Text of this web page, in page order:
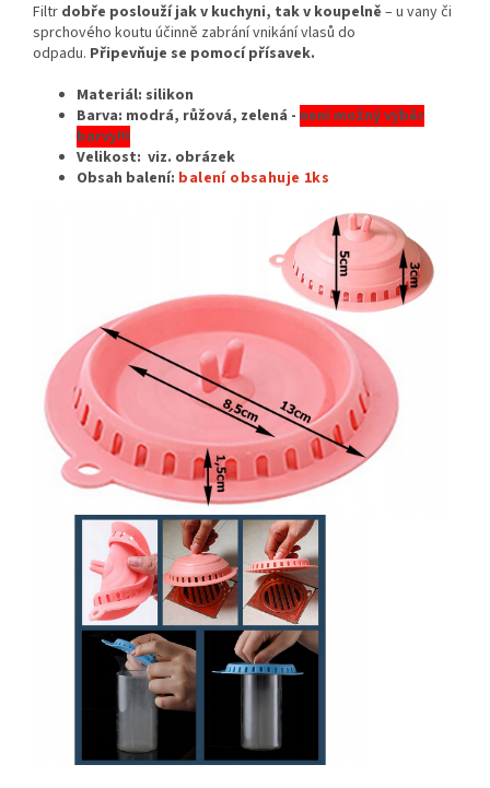
Filtr dobře poslouží jak v kuchyni, tak v koupelně – u vany či
sprchového koutu účinně zabrání vnikání vlasů do
odpadu. Připevňuje se pomocí přísavek.
Materiál: silikon
Barva: modrá, růžová, zelená - není možný výběr
barvy!!!
Velikost: viz. obrázek
Obsah balení: balení obsahuje 1ks